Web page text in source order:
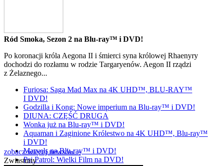
Ród Smoka, Sezon 2 na Blu-ray™ i DVD!
Po koronacji króla Aegona II i śmierci syna królowej Rhaenyry
dochodzi do rozłamu w rodzie Targaryenów. Aegon II rządzi
z Żelaznego...
Furiosa: Saga Mad Max na 4K UHD™, BLU-RAY™
I DVD!
Godzilla i Kong: Nowe imperium na Blu-ray™ i DVD!
DIUNA: CZĘŚĆ DRUGA
Wonka już na Blu-ray™ i DVD!
Aquaman i Zaginione Królestwo na 4K UHD™, Blu-ray™
i DVD!
Marvels na Blu-ray™ i DVD!
Psi Patrol: Wielki Film na DVD!
zobacz więcej newsów »
Zwiastuny